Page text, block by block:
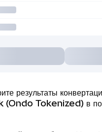
результаты
(Ondo Tokenized) в